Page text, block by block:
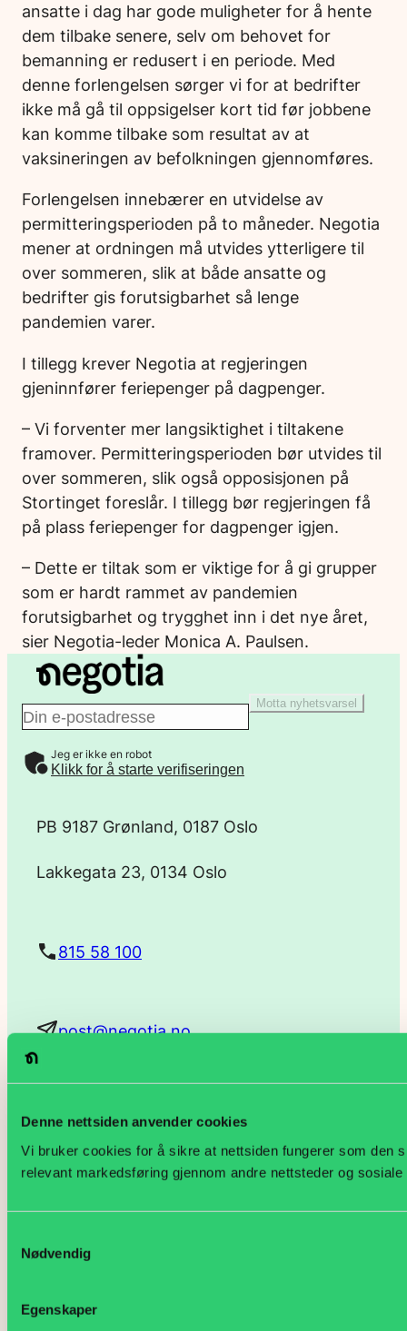
Denne nettsiden anvender cookies
Vi bruker cookies for å sikre at nettsiden fungerer som den
relevant markedsføring gjennom andre nettsteder og
Nødvendig
Egenskaper
ansatte i dag har gode muligheter for å hente
dem tilbake senere, selv om behovet for
bemanning er redusert i en periode. Med
denne forlengelsen sørger vi for at bedrifter
ikke må gå til oppsigelser kort tid før jobbene
kan komme tilbake som resultat av at
vaksineringen av befolkningen gjennomføres.
Forlengelsen innebærer en utvidelse av
permitteringsperioden på to måneder. Negotia
mener at ordningen må utvides ytterligere til
over sommeren, slik at både ansatte og
bedrifter gis forutsigbarhet så lenge
pandemien varer.
I tillegg krever Negotia at regjeringen
gjeninnfører feriepenger på dagpenger.
– Vi forventer mer langsiktighet i tiltakene
framover. Permitteringsperioden bør utvides til
over sommeren, slik også opposisjonen på
Stortinget foreslår. I tillegg bør regjeringen få
på plass feriepenger for dagpenger igjen.
– Dette er tiltak som er viktige for å gi grupper
som er hardt rammet av pandemien
forutsigbarhet og trygghet inn i det nye året,
sier Negotia-leder Monica A. Paulsen.
E
-
d
r
e
s
s
e
Motta nyhetsvarsel
Jeg er ikke en robot
Klikk for å starte verifiseringen
PB 9187 Grønland, 0187 Oslo
Lakkegata 23, 0134 Oslo
815 58 100
post@negotia.no
Nyheter
Min side